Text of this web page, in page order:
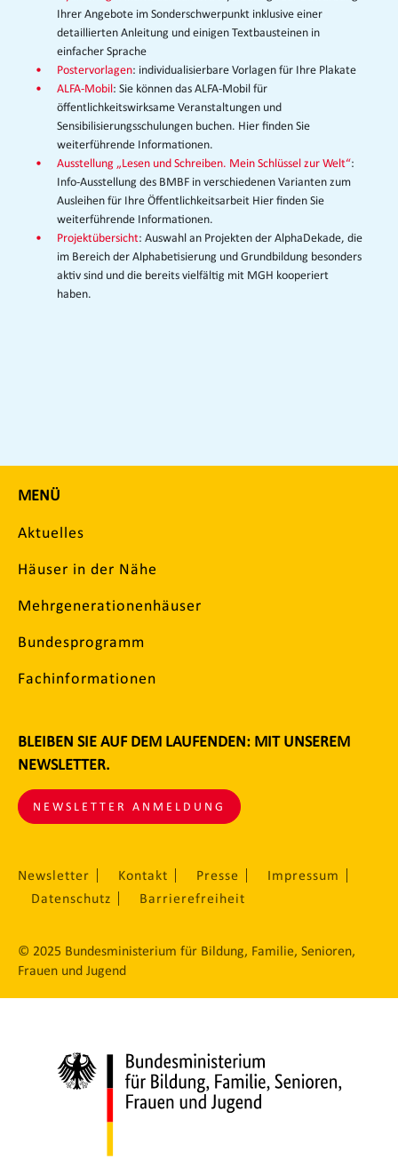
Ihrer Angebote im Sonderschwerpunkt inklusive einer
detaillierten Anleitung und einigen Textbausteinen in
einfacher Sprache
Postervorlagen: individualisierbare Vorlagen für Ihre Plakate
ALFA-Mobil: Sie können das ALFA-Mobil für
öffentlichkeitswirksame Veranstaltungen und
Sensibilisierungsschulungen buchen. Hier finden Sie
weiterführende Informationen.
Ausstellung „Lesen und Schreiben. Mein Schlüssel zur Welt“:
Info-Ausstellung des BMBF in verschiedenen Varianten zum
Ausleihen für Ihre Öffentlichkeitsarbeit Hier finden Sie
weiterführende Informationen.
Projektübersicht: Auswahl an Projekten der AlphaDekade, die
im Bereich der Alphabetisierung und Grundbildung besonders
aktiv sind und die bereits vielfältig mit MGH kooperiert
haben.
MENÜ
Aktuelles
Häuser in der Nähe
Mehrgenerationenhäuser
Bundesprogramm
Fachinformationen
BLEIBEN SIE AUF DEM LAUFENDEN: MIT UNSEREM
NEWSLETTER.
NEWSLETTER ANMELDUNG
Newsletter Kontakt Presse
Impressum
Datenschutz
Barrierefreiheit
© 2025 Bundesministerium für Bildung, Familie, Senioren,
Frauen und Jugend